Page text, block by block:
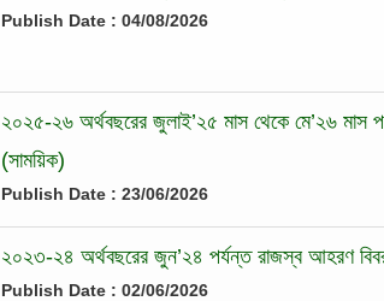
Publish Date : 04/08/2026
২০২৫-২৬ অর্থবছরের জুলাই’২৫ মাস থেকে মে’২৬ মাস
(সাময়িক)
Publish Date : 23/06/2026
২০২৩-২৪ অর্থবছরের জুন’২৪ পর্যন্ত রাজস্ব আহরণ
Publish Date : 02/06/2026